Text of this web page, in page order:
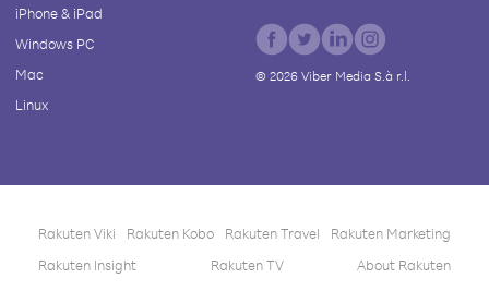
iPhone & iPad
Windows PC
Mac
Linux
© 2026Viber Media S.à r.l.
Rakuten Viki Rakuten Kobo Rakuten Travel
Rakuten Marketing
Rakuten Insight
Rakuten TV About Rakuten